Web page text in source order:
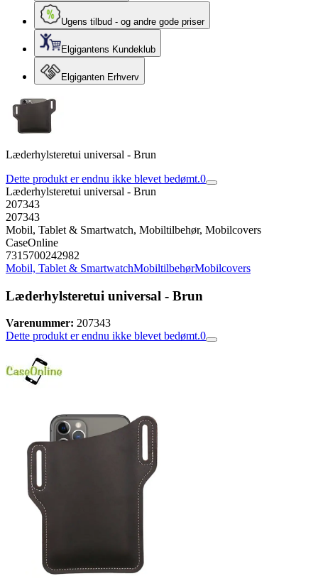
Ugens tilbud - og andre gode priser
Elgigantens Kundeklub
Elgiganten Erhverv
Læderhylsteretui universal - Brun
Dette produkt er endnu ikke blevet bedømt.0
Læderhylsteretui universal - Brun
207343
207343
Mobil, Tablet & Smartwatch, Mobiltilbehør, Mobilcovers
CaseOnline
7315700242982
Mobil, Tablet & SmartwatchMobiltilbehørMobilcovers
Læderhylsteretui universal - Brun
Varenummer: 207343
Dette produkt er endnu ikke blevet bedømt.0